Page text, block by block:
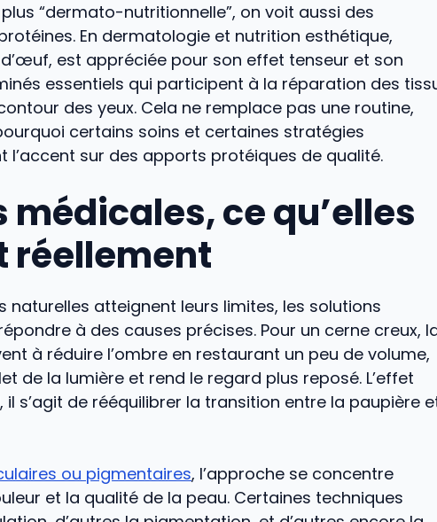
“dermato-nutritionnelle”, on voit aussi des
En dermatologie et nutrition esthétique,
d’œuf, est appréciée pour son effet tenseur et son
essentiels qui participent à la réparation des
des yeux. Cela ne remplace pas une routine,
certains soins et certaines stratégies
l’accent sur des apports protéiques de qualité.
médicales, ce qu’elles
réellement
naturelles atteignent leurs limites, les solutions
à des causes précises. Pour un cerne creux,
à réduire l’ombre en restaurant un peu de volume,
de la lumière et rend le regard plus reposé. L’effet
il s’agit de rééquilibrer la transition entre la paupière
ou pigmentaires, l’approche se concentre
et la qualité de la peau. Certaines techniques